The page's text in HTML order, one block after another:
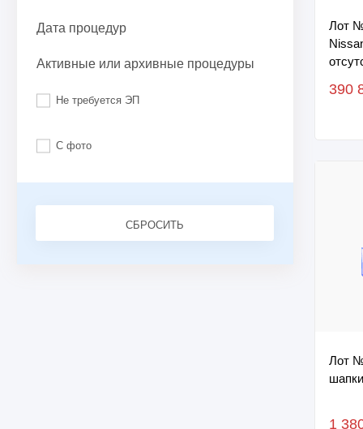
Дата процедур
Активные или архивные процедуры
Не требуется ЭП
С фото
СБРОСИТЬ
Лот
№...
390
Лот
шапки
1